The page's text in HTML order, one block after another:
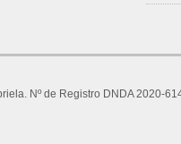
Nº de Registro DNDA 2020-